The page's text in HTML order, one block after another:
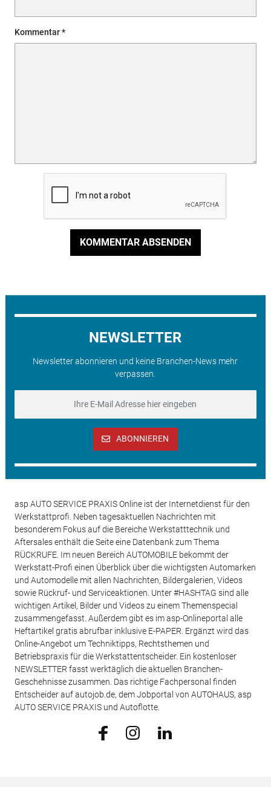
Kommentar
KOMMENTAR ABSENDEN
NEWSLETTER
Newsletter abonnieren und keine Branchen-News mehr
verpassen.
ABONNIEREN
asp AUTO SERVICE PRAXIS Online ist der Internetdienst für den
Werkstattprofi. Neben tagesaktuellen Nachrichten mit
besonderem Fokus auf die Bereiche Werkstatttechnik und
Aftersales enthält die Seite eine Datenbank zum Thema
RÜCKRUFE. Im neuen Bereich AUTOMOBILE bekommt der
Werkstatt-Profi einen Überblick über die wichtigsten Automarken
und Automodelle mit allen Nachrichten, Bildergalerien, Videos
sowie Rückruf- und Serviceaktionen. Unter #HASHTAG sind alle
wichtigen Artikel, Bilder und Videos zu einem Themenspecial
zusammengefasst. Außerdem gibt es im asp-Onlineportal alle
Heftartikel gratis abrufbar inklusive E-PAPER. Ergänzt wird das
Online-Angebot um Techniktipps, Rechtsthemen und
Betriebspraxis für die Werkstattentscheider. Ein kostenloser
NEWSLETTER fasst werktäglich die aktuellen Branchen-
Geschehnisse zusammen. Das richtige Fachpersonal finden
Entscheider auf autojob.de, dem Jobportal von AUTOHAUS, asp
AUTO SERVICE PRAXIS und Autoflotte.